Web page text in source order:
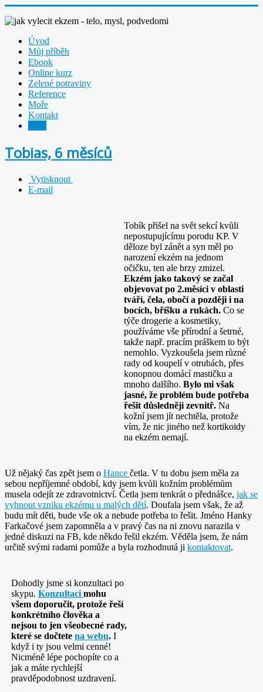
Úvod
Můj příběh
Ebook
Online kurz
Zelené potraviny
Reference
Moře
Kontakt
Tobias, 6 měsíců
Vytisknout
E-mail
Tobík přišel na svět sekcí kvůli
nepostupujícímu porodu KP. V
děloze byl zánět a syn měl po
narození ekzém na jednom
očičku, ten ale brzy zmizel.
Ekzém jako takový se začal
objevovat po 2.měsíci v oblasti
tváří, čela, obočí a později i na
bocích, bříšku a rukách. Co se
týče drogerie a kosmetiky,
používáme vše přírodní a šetrné,
takže např. pracím práškem to být
nemohlo. Vyzkoušela jsem různé
rady od koupelí v otrubách, přes
konopnou domácí mastičku a
mnoho dalšího. Bylo mi však
jasné, že problém bude potřeba
řešit důsledněji zevnitř. Na
kožní jsem jít nechtěla, protože
vím, že nic jiného než kortikoidy
na ekzém nemají.
Už nějaký čas zpět jsem o Hance četla. V tu dobu jsem měla za
sebou nepříjemné období, kdy jsem kvůli kožním problémům
musela odejít ze zdravotnictví. Četla jsem tenkrát o přednášce, jak se
vyhnout vzniku ekzému u malých dětí. Doufala jsem však, že až
budu mít děti, bude vše ok a nebude potřeba to řešit. Jméno Hanky
Farkačové jsem zapomněla a v pravý čas na ni znovu narazila v
jedné diskuzi na FB, kde někdo řešil ekzém. Věděla jsem, že nám
určitě svými radami pomůže a byla rozhodnutá ji kontaktovat.
Dohodly jsme si konzultaci po
skypu. Konzultaci mohu
všem doporučit, protože řeší
konkrétního člověka a
nejsou to jen všeobecné rady,
které se dočtete na webu. I
když i ty jsou velmi cenné!
Nicméně lépe pochopíte co a
jak a máte rychlejší
pravděpodobnost uzdravení.